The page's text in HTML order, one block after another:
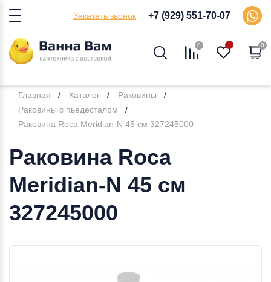
Заказать звонок +7 (929) 551-70-07
0 0
Главная Каталог
Раковины
Раковины с пьедесталом
Раковина Roca Meridian-N 45 см 327245000
Раковина Roca
Meridian-N 45 см
327245000